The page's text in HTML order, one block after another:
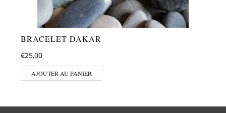
BRACELET DAKAR
€25,00
AJOUTER AU PANIER